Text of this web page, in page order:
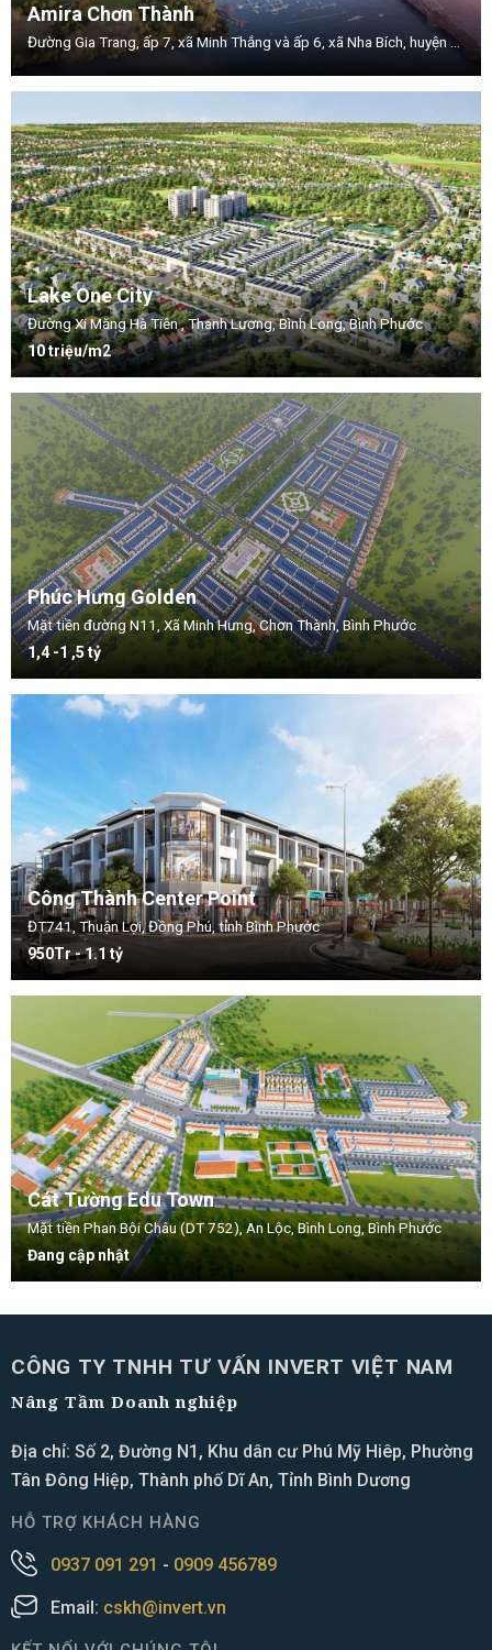
Amira Chơn Thành
Đường Gia Trang, ấp 7, xã Minh Thắng và ấp 6, xã Nha Bích, huyện Chơn Thành, tỉnh Bình Phước
Lake One City
Đường Xi Măng Hà Tiên , Thanh Lương, Bình Long, Bình Phước
10 triệu/m2
Phúc Hưng Golden
Mặt tiền đường N11, Xã Minh Hưng, Chơn Thành, Bình Phước
1,4 -1 ,5 tỷ
Công Thành Center Point
ĐT741, Thuận Lợi, Đồng Phú, tỉnh Bình Phước
950Tr - 1.1 tỷ
Cát Tường Edu Town
Mặt tiền Phan Bội Châu (DT 752), An Lộc, Bình Long, Bình Phước
Đang cập nhật
CÔNG TY TNHH TƯ VẤN INVERT VIỆT NAM
Nâng Tầm Doanh nghiệp
Địa chỉ: Số 2, Đường N1, Khu dân cư Phú Mỹ Hiêp, Phường
Tân Đông Hiệp, Thành phố Dĩ An, Tỉnh Bình Dương
HỖ TRỢ KHÁCH HÀNG
0937 091 291 - 0909 456789
Email: cskh@invert.vn